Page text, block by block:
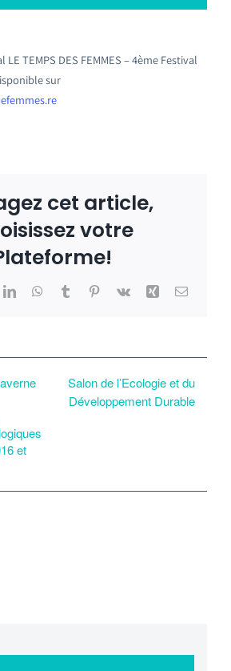
TEMPS DES FEMMES – 4ème Festival
sur
cet article,
votre
LinkedInWhatsApp
TumblrPinterest
Vk Xing Email
et
Salon de l’Ecologie et du
Développement Durable